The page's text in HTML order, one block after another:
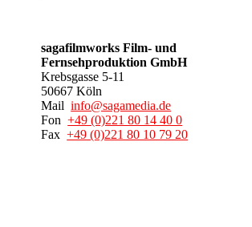
sagafilmworks Film- und
Fernsehproduktion GmbH
Krebsgasse 5-11
50667 Köln
Mailinfo@sagamedia.de
Fon+49 (0)221 80 14 40 0
Fax+49 (0)221 80 10 79 20